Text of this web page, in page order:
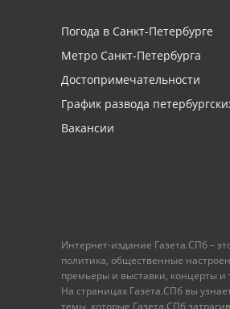
Погода в Санкт-Петербурге
Метро Санкт-Петербурга
Достопримечательности
График развода
Вакансии
Интернет-издание Газета.СПб –
политика, общественные
премьеры и выставки, концерты и
На страницах Газета.СПб вы
темы, которые Газета.СПб